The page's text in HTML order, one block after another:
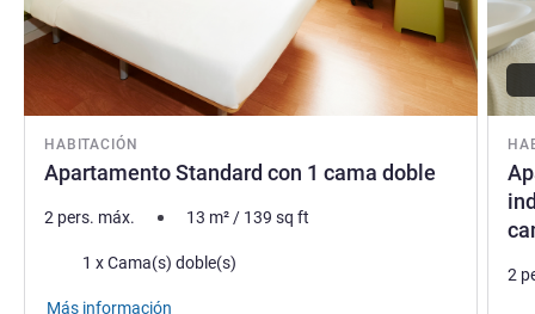
HABITACIÓN
Apartamento Standard con 1 cama doble
2 pers. máx. 13 m²/ 139 sq ft
Ropa de cama
1 x Cama(s) doble(s)
Más información
2